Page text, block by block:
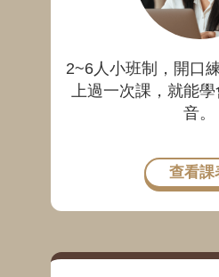
2~6人小班制，開口
上過一次課，就能
音。
查看課